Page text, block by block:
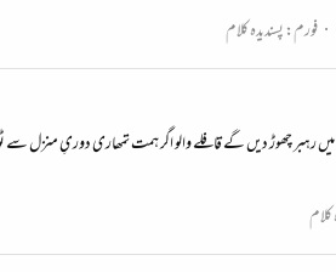
فورم:پسندیدہ کلام
چھوڑ دیں گے قافلے والو اگر ہمت تمھاری دوریِ منزل سے
کلام